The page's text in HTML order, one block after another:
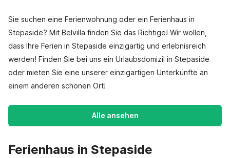
Sie suchen eine Ferienwohnung oder ein Ferienhaus in
Stepaside? Mit Belvilla finden Sie das Richtige! Wir wollen,
dass Ihre Ferien in Stepaside einzigartig und erlebnisreich
werden! Finden Sie bei uns ein Urlaubsdomizil in Stepaside
oder mieten Sie eine unserer einzigartigen Unterkünfte an
einem anderen schönen Ort!
Alle ansehen
Ferienhaus in Stepaside